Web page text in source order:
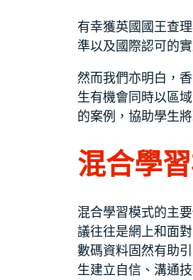
有幸獲英國國王查
準以及國際認可的
然而我們亦明白，
生有機會同時以區
的案例，協助學生
混合學
混合學習模式的主
議往往是網上和面
數碼資料固然有助
生建立自信、溝通